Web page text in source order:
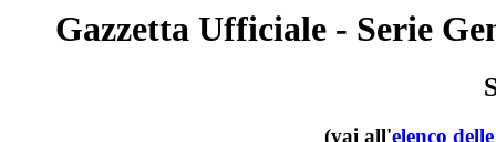
Gazzetta Ufficiale - Serie
(vai all'elenco